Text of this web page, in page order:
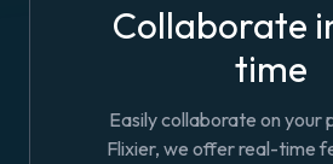
Collaborate
time
Easily collaborate on your
Flixier, we offer real-time